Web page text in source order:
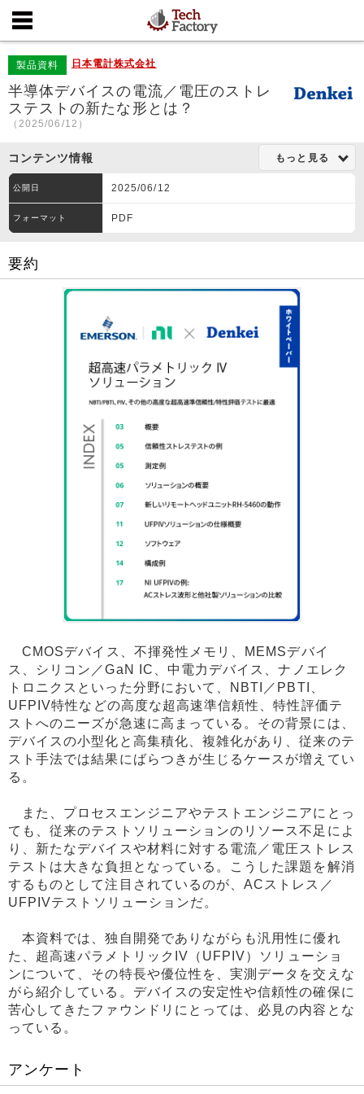
製品資料 日本電計株式会社
半導体デバイスの電流／電圧のストレ
ステストの新たな形とは？
（2025/06/12）
コンテンツ情報 もっと見る
公開日 2025/06/12
フォーマット PDF
要約
CMOSデバイス、不揮発性メモリ、MEMSデバイ
ス、シリコン／GaN IC、中電力デバイス、ナノエレク
トロニクスといった分野において、NBTI／PBTI、
UFPIV特性などの高度な超高速準信頼性、特性評価テ
ストへのニーズが急速に高まっている。その背景には、
デバイスの小型化と高集積化、複雑化があり、従来のテ
スト手法では結果にばらつきが生じるケースが増えてい
る。
また、プロセスエンジニアやテストエンジニアにとっ
ても、従来のテストソリューションのリソース不足によ
り、新たなデバイスや材料に対する電流／電圧ストレス
テストは大きな負担となっている。こうした課題を解消
するものとして注目されているのが、ACストレス／
UFPIVテストソリューションだ。
本資料では、独自開発でありながらも汎用性に優れ
た、超高速パラメトリックIV（UFPIV）ソリューショ
ンについて、その特長や優位性を、実測データを交えな
がら紹介している。デバイスの安定性や信頼性の確保に
苦心してきたファウンドリにとっては、必見の内容とな
っている。
アンケート